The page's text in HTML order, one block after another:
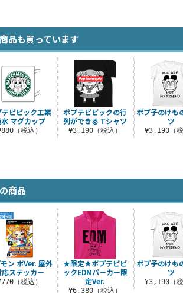
品も買っています
ポプテピピックの行
列ができる Tシャツ
¥3,190（税込）
ポプ子のけも
ツ
¥3,190（税
テピピック工業
水 マグカップ
（税込）
商品
★限定★ポプテピピ
ックEDMパーカー限
定Ver.
¥6,380（税込）
ポプ子のけも
ツ
¥3,190（税
ン ポVer. 屋外
応ステッカー
（税込）